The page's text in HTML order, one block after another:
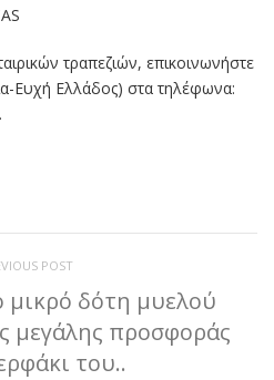
τραπεζιών, επικοινωνήστε
Ευχή Ελλάδος) στα τηλέφωνα:
POST
μικρό δότη μυελού
μεγάλης προσφοράς
του..